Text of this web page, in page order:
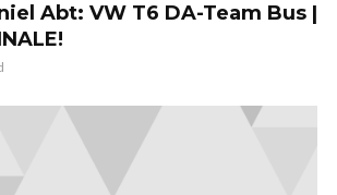
Abt: VW T6 DA-Team Bus |